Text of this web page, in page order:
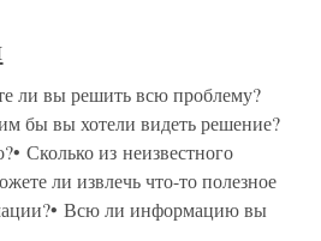
ли вы решить всю проблему?
бы вы хотели видеть решение?
Сколько из неизвестного
ли извлечь что-то полезное
Всю ли информацию вы